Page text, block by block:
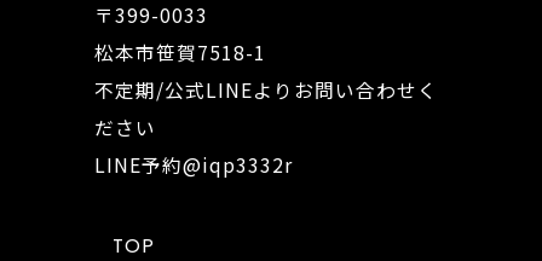
〒399-0033
松本市笹賀7518-1
不定期/公式LINEよりお問い合わせく
ださい
LINE予約@iqp3332r
TOP